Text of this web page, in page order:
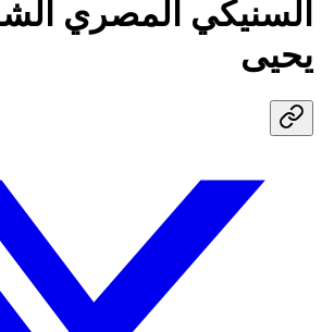
السنيكي المصري
يحيى